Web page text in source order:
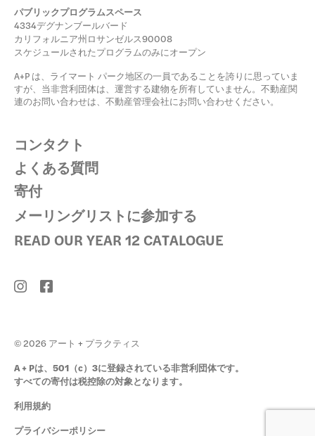
パブリックプログラムスペース
4334デグナンブールバード
カリフォルニア州ロサンゼルス90008
スケジュールされたプログラムのみにオープン
A+P は、ライマート パーク地区の一員であることを誇りに思っていま
すが、当非営利団体は、運営する建物を所有していません。不動産関
連のお問い合わせは、不動産管理会社にお問い合わせください。
コンタクト
よくある質問
寄付
メーリングリストに参加する
READ OUR YEAR 12 CATALOGUE
© 2026 アート + プラクティス
A + Pは、501（c）3に登録されている非営利団体です。
すべての寄付は税控除の対象となります。
利用規約
プライバシーポリシー